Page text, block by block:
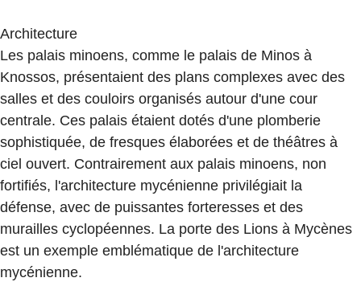
Architecture
Les palais minoens, comme le palais de Minos à
Knossos, présentaient des plans complexes avec des
salles et des couloirs organisés autour d'une cour
centrale. Ces palais étaient dotés d'une plomberie
sophistiquée, de fresques élaborées et de théâtres à
ciel ouvert. Contrairement aux palais minoens, non
fortifiés, l'architecture mycénienne privilégiait la
défense, avec de puissantes forteresses et des
murailles cyclopéennes. La porte des Lions à Mycènes
est un exemple emblématique de l'architecture
mycénienne.